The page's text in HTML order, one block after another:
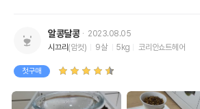
알콩달콩
2023.08.05
시끄리(암컷) 9살 5kg 코리안쇼트헤어
첫구매